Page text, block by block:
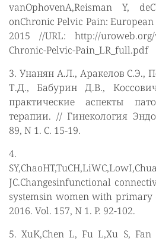
vanOphovenA,Reisman Y,
onChronic Pelvic Pain:
2015 //URL: http://uroweb.org/
Chronic-Pelvic-Pain_LR_full.pdf
3. Унанян А.Л., Аракелов С.Э.,
Т.Д., Бабурин Д.В.,
практические аспекты
терапии. // Гинекология
89, N 1. С. 15-19.
4.
JC.Changesinfunctional
systemsin women with primary
2016. Vol. 157, N 1. P. 92-102.
5. XuK,Chen L, Fu L,Xu S, Fan